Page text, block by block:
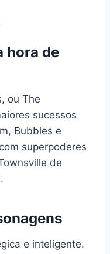
hora de
ou The
sucessos
Bubbles e
superpoderes
de
e inteligente.